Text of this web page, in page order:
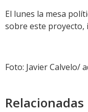
El lunes la mesa
sobre este proyecto,
Foto: Javier Calvelo/
Relacionadas